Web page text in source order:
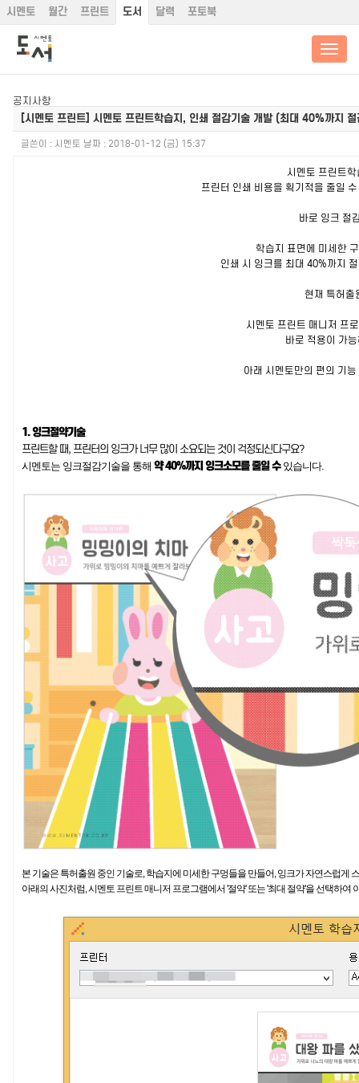
시멘토 월간 프린트 도서 달력 포토북
공지사항
[시멘토 프린트] 시멘토 프린트학습지, 인쇄 절감기술 개발 (최대 40%까지
글쓴이 : 시멘토 날짜 : 2018-01-12 (금) 15:37
시멘토 프린트
프린터 인쇄 비용을 획기적을 줄일
바로 잉크 절
학습지 표면에 미세한
인쇄 시 잉크를 최대 40%까지
현재 특허출
시멘토 프린트 매니저 프
바로 적용이 가
아래 시멘토만의 편의 기
1. 잉크절약기술
프린트할 때, 프린터의 잉크가 너무 많이 소요되는 것이 걱정되신다구요?
시멘토는 잉크절감기술을 통해 약 40%까지 잉크소모를 줄일 수있습니다.
본 기술은 특허출원 중인 기술로, 학습지에 미세한 구멍들을 만들어, 잉크가 자연스럽게
아래의 사진처럼, 시멘토 프린트 매니저 프로그램에서 '절약' 또는 '최대 절약'을 선택하여